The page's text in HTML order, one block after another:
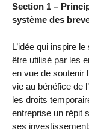
Section 1 –
système des
L’idée qui inspire
être utilisé par les
en vue de soutenir
vie au bénéfice de
les droits
entreprise un répit
ses